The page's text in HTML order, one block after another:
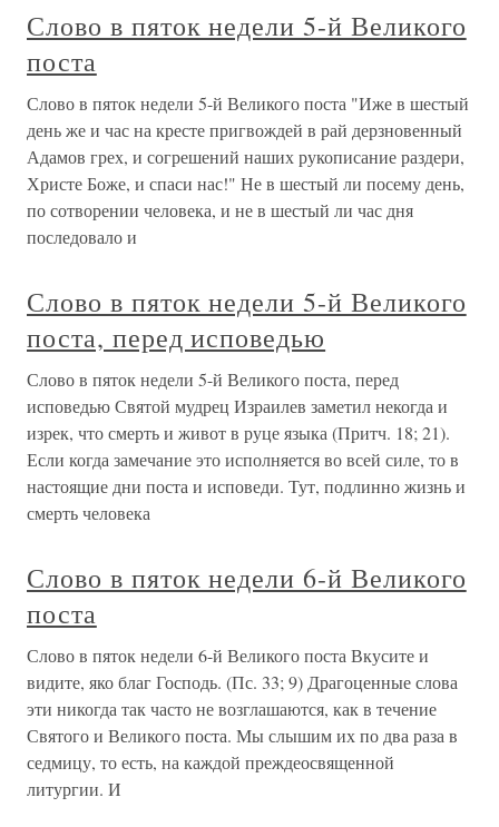
Слово в пяток недели 5-й Великого
поста
Слово в пяток недели 5-й Великого поста "Иже в шестый
день же и час на кресте пригвождей в рай дерзновенный
Адамов грех, и согрешений наших рукописание раздери,
Христе Боже, и спаси нас!" Не в шестый ли посему день,
по сотворении человека, и не в шестый ли час дня
последовало и
Слово в пяток недели 5-й Великого
поста, перед исповедью
Слово в пяток недели 5-й Великого поста, перед
исповедью Святой мудрец Израилев заметил некогда и
изрек, что смерть и живот в руце языка (Притч. 18; 21).
Если когда замечание это исполняется во всей силе, то в
настоящие дни поста и исповеди. Тут, подлинно жизнь и
смерть человека
Слово в пяток недели 6-й Великого
поста
Слово в пяток недели 6-й Великого поста Вкусите и
видите, яко благ Господь. (Пс. 33; 9) Драгоценные слова
эти никогда так часто не возглашаются, как в течение
Святого и Великого поста. Мы слышим их по два раза в
седмицу, то есть, на каждой преждеосвященной
литургии. И